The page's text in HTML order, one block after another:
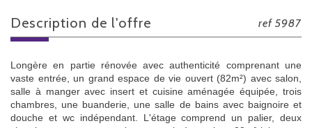
description de l'offre ref 5987
Longère en partie rénovée avec authenticité comprenant une
vaste entrée, un grand espace de vie ouvert (82m²) avec salon,
salle à manger avec insert et cuisine aménagée équipée, trois
chambres, une buanderie, une salle de bains avec baignoire et
douche et wc indépendant. L'étage comprend un palier, deux